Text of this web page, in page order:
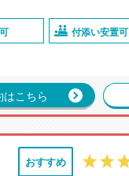
付添い安置可
はこちら
おすすめ